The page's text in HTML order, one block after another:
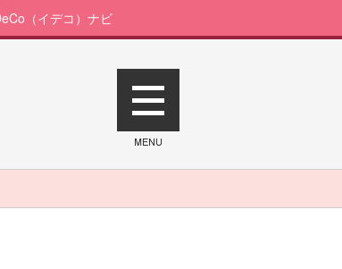
（イデコ）ナビ